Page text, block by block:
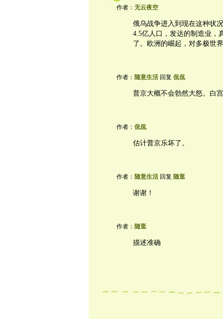
作者： 无云夜空
俄乌战争进入到现在这种状
4.5亿人口，发达的制造业，
了。欧洲的崛起，对多极世
作者： 随意生活回复 侃侃
普京大概不会勃然大怒。白
作者： 侃侃
估计普京乐坏了。
作者： 随意生活回复 随逛
谢谢！
作者： 随逛
描述准确